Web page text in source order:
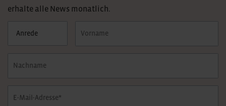
erhalte alle News monatlich.